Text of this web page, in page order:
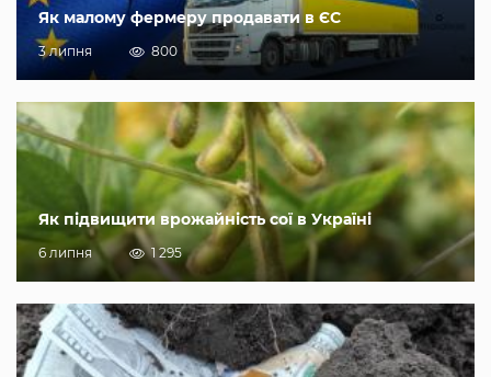
Як малому фермеру продавати в ЄС
3 липня 800
Як підвищити врожайність сої в Україні
6 липня 1 295